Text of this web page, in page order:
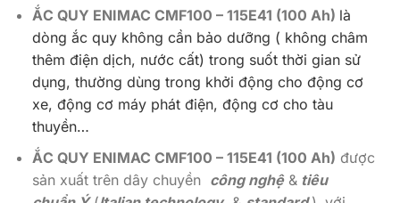
ẮC QUY ENIMAC CMF100 – 115E41 (100 Ah) là
dòng ắc quy không cần bảo dưỡng ( không châm
thêm điện dịch, nước cất) trong suốt thời gian sử
dụng, thường dùng trong khởi động cho động cơ
xe, động cơ máy phát điện, động cơ cho tàu
thuyền…
ẮC QUY ENIMAC CMF100 – 115E41 (100 Ah) được
sản xuất trên dây chuyền công nghệ& tiêu